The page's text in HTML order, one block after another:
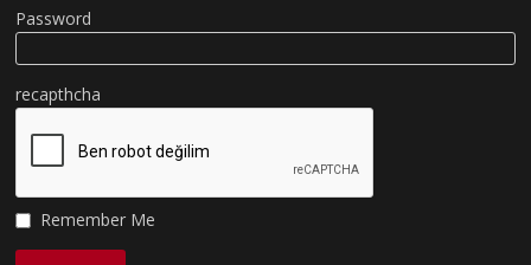
Password
recapthcha
Remember Me